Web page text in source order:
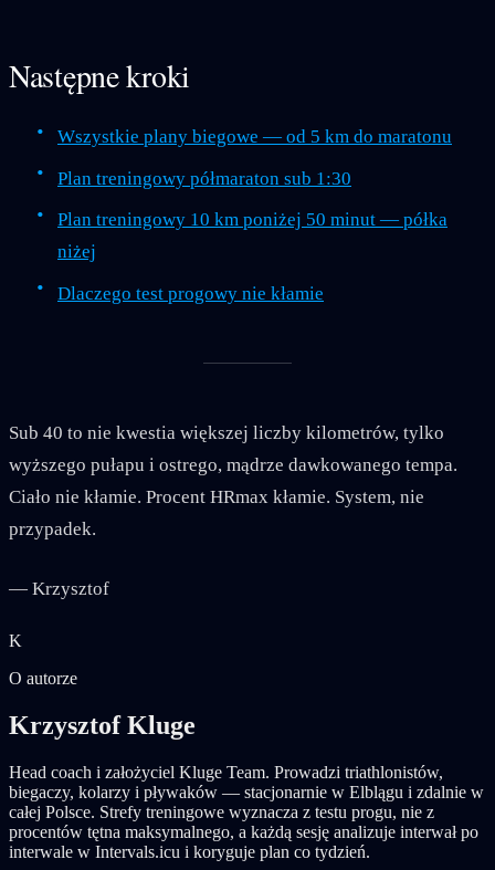
Następne kroki
Wszystkie plany biegowe — od 5 km do maratonu
Plan treningowy półmaraton sub 1:30
Plan treningowy 10 km poniżej 50 minut — półka
niżej
Dlaczego test progowy nie kłamie
Sub 40 to nie kwestia większej liczby kilometrów, tylko
wyższego pułapu i ostrego, mądrze dawkowanego tempa.
Ciało nie kłamie. Procent HRmax kłamie. System, nie
przypadek.
— Krzysztof
K
O autorze
Krzysztof Kluge
Head coach i założyciel Kluge Team. Prowadzi triathlonistów,
biegaczy, kolarzy i pływaków — stacjonarnie w Elblągu i zdalnie w
całej Polsce. Strefy treningowe wyznacza z testu progu, nie z
procentów tętna maksymalnego, a każdą sesję analizuje interwał po
interwale w Intervals.icu i koryguje plan co tydzień.